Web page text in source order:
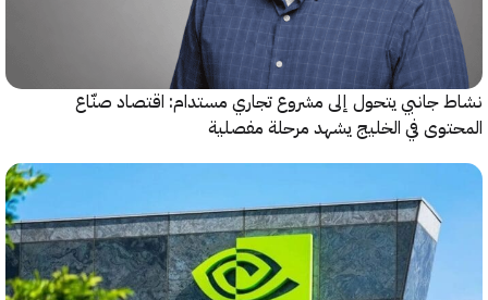
جانبي يتحول إلى مشروع تجاري مستدام: اقتصاد صنّاع
في الخليج يشهد مرحلة مفصلية